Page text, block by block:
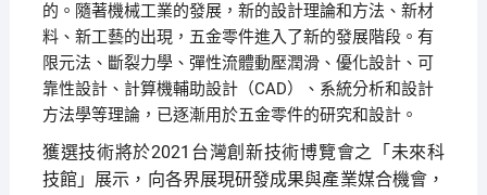
的。隨著機械工業的發展，新的設計理論和方法、新材
料、新工藝的出現，五金零件進入了新的發展階段。有
限元法、斷裂力學、彈性流體動壓潤滑、優化設計、可
靠性設計、計算機輔助設計（CAD）、系統分析和設計
方法學等理論，已逐漸用於五金零件的研究和設計。
獲選技術將於2021台灣創新技術博覽會之「未來科
技館」展示，向各界展現研發成果與產業媒合機會，